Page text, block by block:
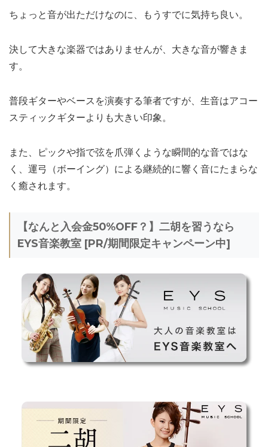
ちょっと音が出ただけなのに、もうすでに気持ち良い。
決して大きな楽器ではありませんが、大きな音が響きま
す。
普段ギターやベースを演奏する筆者ですが、生音はアコー
スティックギターよりも大きい印象。
また、ピックや指で弦を爪弾くような瞬間的な音ではな
く、運弓（ボーイング）による継続的に響く音にたまらな
く癒されます。
【なんと入会金50%OFF？】二胡を習うなら
EYS音楽教室 [PR/期間限定キャンペーン中]